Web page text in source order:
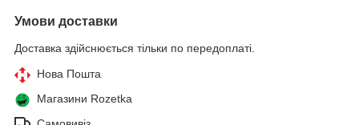
Умови доставки
Доставка здійснюється тільки по передоплаті.
Нова Пошта
Магазини Rozetka